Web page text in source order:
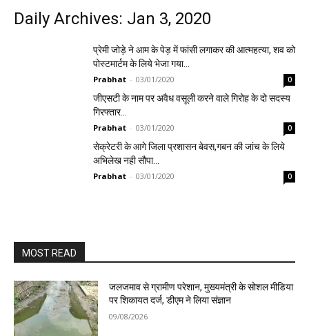
Daily Archives: Jan 3, 2020
प्रेमी जोड़े ने आम के पेड़ में फांसी लगाकर की आत्महत्या, शव को
पोस्टमार्टम के लिये भेजा गया…
Prabhat - 03/01/2020 0
जीएसटी के नाम पर अवैध वसूली करने वाले गिरोह के दो सदस्य
गिरफ्तार…
Prabhat - 03/01/2020 0
सेक्रेटरी के आगे जिला प्रशासन बेवस,गबन की जांच के लिये
अभिलेख नही सौपा…
Prabhat - 03/01/2020 0
MOST READ
जलजमाव से ग्रामीण परेशान, मुख्यमंत्री के सोशल मीडिया
पर शिकायत दर्ज, डीएम ने लिया संज्ञान
09/08/2026